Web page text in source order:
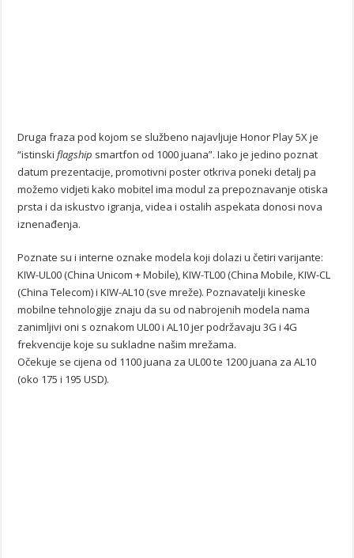
Druga fraza pod kojom se službeno najavljuje Honor Play 5X je
“istinskiflagship smartfon od 1000 juana”. Iako je jedino poznat
datum prezentacije, promotivni poster otkriva poneki detalj pa
možemo vidjeti kako mobitel ima modul za prepoznavanje otiska
prsta i da iskustvo igranja, videa i ostalih aspekata donosi nova
iznenađenja.
Poznate su i interne oznake modela koji dolazi u četiri varijante:
KIW-UL00 (China Unicom + Mobile), KIW-TL00 (China Mobile, KIW-CL
(China Telecom) i KIW-AL10 (sve mreže). Poznavatelji kineske
mobilne tehnologije znaju da su od nabrojenih modela nama
zanimljivi oni s oznakom UL00 i AL10 jer podržavaju 3G i 4G
frekvencije koje su sukladne našim mrežama.
Očekuje se cijena od 1100 juana za UL00 te 1200 juana za AL10
(oko 175 i 195 USD).